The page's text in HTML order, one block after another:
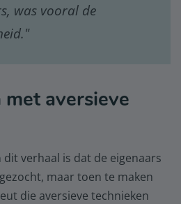
was vooral de
aversieve
verhaal is dat de eigenaars
maar toen te maken
die aversieve technieken